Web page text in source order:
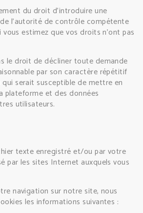
du droit d’introduire une
l’autorité de contrôle compétente
estimez que vos droits n’ont pas
le droit de décliner toute demande
par son caractère répétitif
serait susceptible de mettre en
plateforme et des données
utilisateurs.
texte enregistré et/ou par votre
par les sites Internet auxquels vous
navigation sur notre site, nous
les informations suivantes :